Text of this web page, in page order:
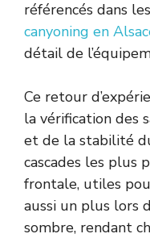
référencés dans les
canyoning en
détail de
Ce retour
la vérification des
et de la stabilité
cascades les plus
frontale, utiles
aussi un plus lors
sombre, rendant